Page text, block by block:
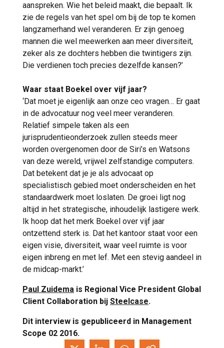
aanspreken. Wie het beleid maakt, die bepaalt. Ik
zie de regels van het spel om bij de top te komen
langzamerhand wel veranderen. Er zijn genoeg
mannen die wel meewerken aan meer diversiteit,
zeker als ze dochters hebben die twintigers zijn.
Die verdienen toch precies dezelfde kansen?’
Waar staat Boekel over vijf jaar?
‘Dat moet je eigenlijk aan onze ceo vragen… Er gaat
in de advocatuur nog veel meer veranderen.
Relatief simpele taken als een
jurisprudentieonderzoek zullen steeds meer
worden overgenomen door de Siri’s en Watsons
van deze wereld, vrijwel zelfstandige computers.
Dat betekent dat je je als advocaat op
specialistisch gebied moet onderscheiden en het
standaardwerk moet loslaten. De groei ligt nog
altijd in het strategische, inhoudelijk lastigere werk.
Ik hoop dat het merk Boekel over vijf jaar
ontzettend sterk is. Dat het kantoor staat voor een
eigen visie, diversiteit, waar veel ruimte is voor
eigen inbreng en met lef. Met een stevig aandeel in
de midcap-markt.’
Paul Zuidema is Regional Vice President Global
Client Collaboration bij Steelcase.
Dit interview is gepubliceerd in Management
Scope 02 2016.